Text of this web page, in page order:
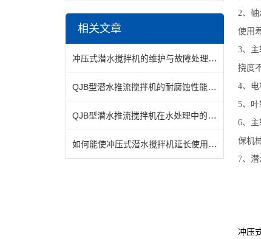
相关文章
冲压式潜水搅拌机的维护与故障处理技巧分析
QJB型潜水推流搅拌机的耐腐蚀性能与使用寿命分析
QJB型潜水推流搅拌机在水处理中的应用解析
如何能使冲压式潜水搅拌机延长使用寿命
2、
使用
3、
挠度
4、电
5、
6、
保机
7、
冲压